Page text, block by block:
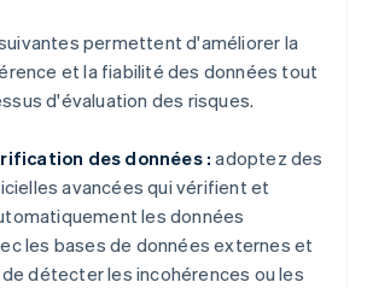
permettent d'améliorer la
et la fiabilité des données tout
d'évaluation des risques.
des données : adoptez des
avancées qui vérifient et
les données
les bases de données externes et
détecter les incohérences ou les